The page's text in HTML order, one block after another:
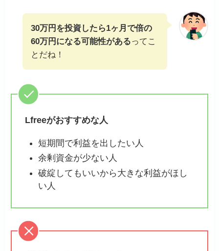
30万円を投資したら1ヶ月で倍の
60万円になる可能性があるってこ
とだね！
Lfreeがおすすめな人
短期間で利益を出したい人
余剰資金が少ない人
破綻してもいいから大きな利益がほし
い人